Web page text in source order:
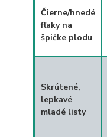
Čierne/hnedé
fľaky na
špičke plodu
Skrútené,
lepkavé
mladé listy